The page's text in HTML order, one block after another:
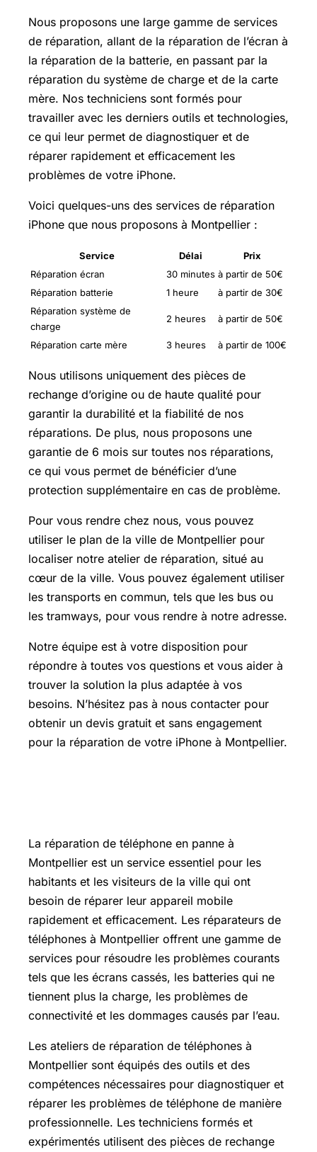
Nous proposons une large gamme de services
de réparation, allant de la réparation de l’écran à
la réparation de la batterie, en passant par la
réparation du système de charge et de la carte
mère. Nos techniciens sont formés pour
travailler avec les derniers outils et technologies,
ce qui leur permet de diagnostiquer et de
réparer rapidement et efficacement les
problèmes de votre iPhone.
Voici quelques-uns des services de réparation
iPhone que nous proposons à Montpellier :
Service Délai
Prix
Réparation écran
30 minutes à partir de 50€
Réparation batterie
1 heure
à partir de 30€
Réparation système de
charge
2 heures à partir de 50€
Réparation carte mère 3 heures à partir de 100€
Nous utilisons uniquement des pièces de
rechange d’origine ou de haute qualité pour
garantir la durabilité et la fiabilité de nos
réparations. De plus, nous proposons une
garantie de 6 mois sur toutes nos réparations,
ce qui vous permet de bénéficier d’une
protection supplémentaire en cas de problème.
Pour vous rendre chez nous, vous pouvez
utiliser le plan de la ville de Montpellier pour
localiser notre atelier de réparation, situé au
cœur de la ville. Vous pouvez également utiliser
les transports en commun, tels que les bus ou
les tramways, pour vous rendre à notre adresse.
Notre équipe est à votre disposition pour
répondre à toutes vos questions et vous aider à
trouver la solution la plus adaptée à vos
besoins. N’hésitez pas à nous contacter pour
obtenir un devis gratuit et sans engagement
pour la réparation de votre iPhone à Montpellier.
La réparation de téléphone en panne à
Montpellier est un service essentiel pour les
habitants et les visiteurs de la ville qui ont
besoin de réparer leur appareil mobile
rapidement et efficacement. Les réparateurs de
téléphones à Montpellier offrent une gamme de
services pour résoudre les problèmes courants
tels que les écrans cassés, les batteries qui ne
tiennent plus la charge, les problèmes de
connectivité et les dommages causés par l’eau.
Les ateliers de réparation de téléphones à
Montpellier sont équipés des outils et des
compétences nécessaires pour diagnostiquer et
réparer les problèmes de téléphone de manière
professionnelle. Les techniciens formés et
expérimentés utilisent des pièces de rechange